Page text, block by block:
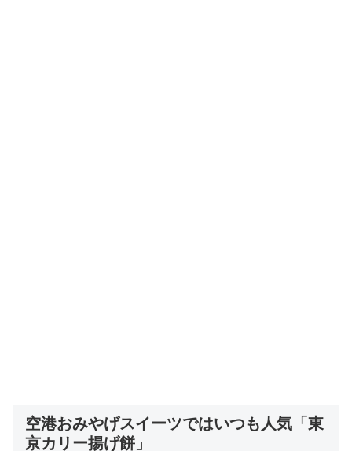
空港おみやげスイーツではいつも人気「東
京カリー揚げ餅」